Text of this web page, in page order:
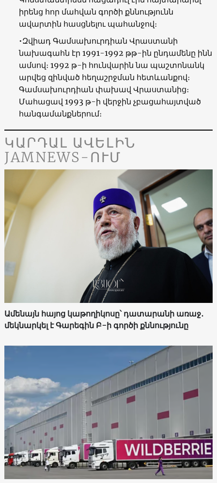
իրենց հոր մահվան գործի քննությունն
ավարտին հասցնելու պահանջով։
•Զվիադ Գամսախուրդիան Վրաստանի
նախագահն էր 1991-1992 թթ-ին ընդամենը ինն
ամսով։ 1992 թ-ի հունվարին նա պաշտոնանկ
արվեց զինված հեղաշրջման հետևանքով։
Գամսախուրդիան փախավ Վրաստանից։
Մահացավ 1993 թ-ի վերջին չբացահայտված
հանգամանքներում։
ԿԱՐԴԱԼ ԱՎԵԼԻՆ
JAMNEWS-ՈՒՄ
Ամենայն հայոց կաթողիկոսը՝ դատարանի առաջ․
մեկնարկել է Գարեգին Բ-ի գործի քննությունը